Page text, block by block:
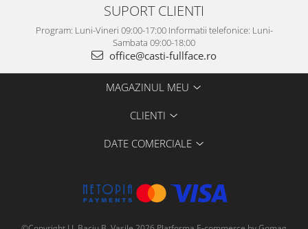
SUPORT CLIENTI
Program: Luni-Vineri 09:00-17:00 Informatii telefonice: Luni-
Sambata 09:00-18:00
office@casti-fullface.ro
MAGAZINUL MEU
CLIENTI
DATE COMERCIALE